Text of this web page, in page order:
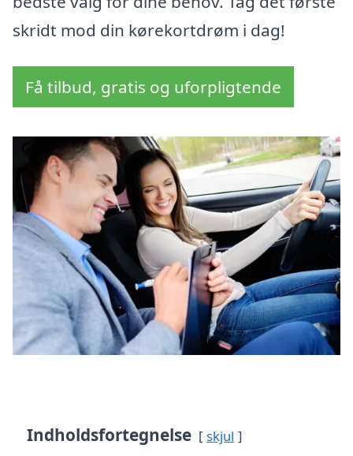
skridt mod din kørekortdrøm i dag!
Få tilbud, gratis og uforpligtende
Indholdsfortegnelse skjul